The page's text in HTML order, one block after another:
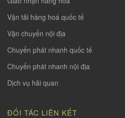
Vận tải hàng hoá quốc tế
Vận chuyển nội địa
Chuyển phát nhanh quốc tế
Chuyển phát nhanh nội địa
Dịch vụ hải quan
ĐỐI TÁC LIÊN KẾT